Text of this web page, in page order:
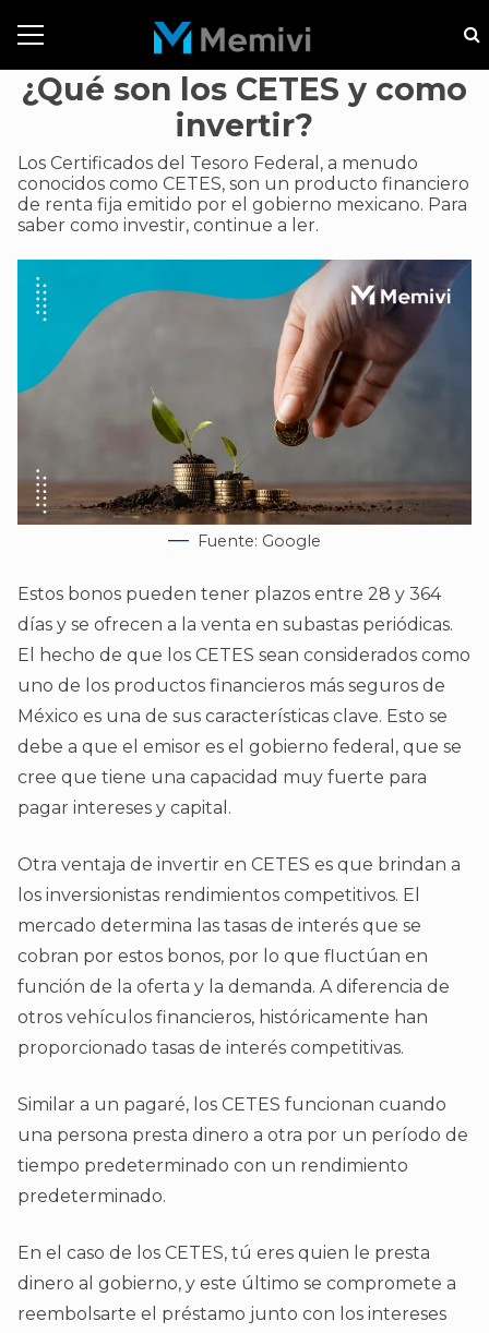
¿Qué son los CETES y como
invertir?
Los Certificados del Tesoro Federal, a menudo
conocidos como CETES, son un producto financiero
de renta fija emitido por el gobierno mexicano. Para
saber como investir, continue a ler.
Fuente: Google
Estos bonos pueden tener plazos entre 28 y 364
días y se ofrecen a la venta en subastas periódicas.
El hecho de que los CETES sean considerados como
uno de los productos financieros más seguros de
México es una de sus características clave. Esto se
debe a que el emisor es el gobierno federal, que se
cree que tiene una capacidad muy fuerte para
pagar intereses y capital.
Otra ventaja de invertir en CETES es que brindan a
los inversionistas rendimientos competitivos. El
mercado determina las tasas de interés que se
cobran por estos bonos, por lo que fluctúan en
función de la oferta y la demanda. A diferencia de
otros vehículos financieros, históricamente han
proporcionado tasas de interés competitivas.
Similar a un pagaré, los CETES funcionan cuando
una persona presta dinero a otra por un período de
tiempo predeterminado con un rendimiento
predeterminado.
En el caso de los CETES, tú eres quien le presta
dinero al gobierno, y este último se compromete a
reembolsarte el préstamo junto con los intereses